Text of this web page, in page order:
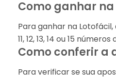
Como ganhar
Para ganhar na
11, 12, 13, 14 ou 15
Como conferir a
Para verificar se sua